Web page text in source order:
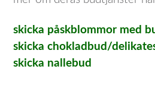
skicka påskblommor med
skicka chokladbud/
skicka nallebud